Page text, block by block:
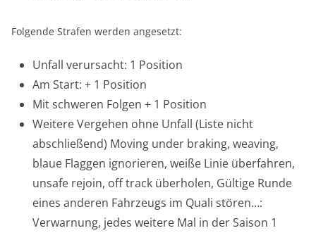
Folgende Strafen werden angesetzt:
Unfall verursacht: 1 Position
Am Start: + 1 Position
Mit schweren Folgen + 1 Position
Weitere Vergehen ohne Unfall (Liste nicht
abschließend) Moving under braking, weaving,
blaue Flaggen ignorieren, weiße Linie überfahren,
unsafe rejoin, off track überholen, Gültige Runde
eines anderen Fahrzeugs im Quali stören…:
Verwarnung, jedes weitere Mal in der Saison 1